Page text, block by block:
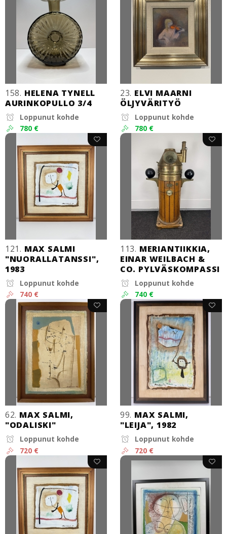
158. HELENA TYNELL
AURINKOPULLO 3/4
Loppunut kohde
780 €
23. ELVI MAARNI
ÖLJYVÄRITYÖ
Loppunut kohde
780 €
121. MAX SALMI
"NUORALLATANSSI",
1983
Loppunut kohde
740 €
113. MERIANTIIKKIA,
EINAR WEILBACH &
CO. PYLVÄSKOMPASSI
Loppunut kohde
740 €
62. MAX SALMI,
"ODALISKI"
Loppunut kohde
720 €
99. MAX SALMI,
"LEIJA", 1982
Loppunut kohde
720 €